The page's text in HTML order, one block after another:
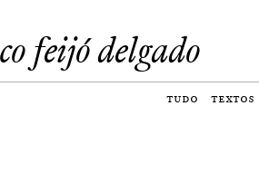
feijó delgado
tudo textos